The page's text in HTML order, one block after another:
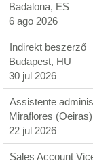
Badalona, ES
6 ago 2026
Indirekt beszerző
Budapest, HU
30 jul 2026
Assistente
Miraflores
22 jul 2026
Sales Account